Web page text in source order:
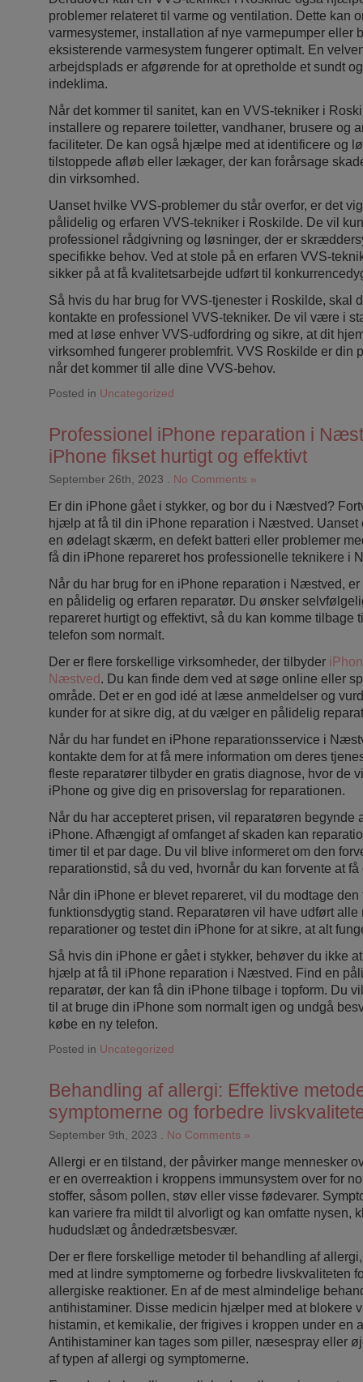
problemer relateret til varme og ventilation. Dette kan
varmesystemer, installation af nye varmepumper eller
eksisterende varmesystem fungerer optimalt. En
arbejdsplads er afgørende for at opretholde et sundt
indeklima.
Når det kommer til sanitet, kan en VVS-tekniker i
installere og reparere toiletter, vandhaner, brusere og
faciliteter. De kan også hjælpe med at identificere og
tilstoppede afløb eller lækager, der kan forårsage
din virksomhed.
Uanset hvilke VVS-problemer du står overfor, er det
pålidelig og erfaren VVS-tekniker i Roskilde. De vil
professionel rådgivning og løsninger, der er
specifikke behov. Ved at stole på en erfaren VVS-
sikker på at få kvalitetsarbejde udført til
Så hvis du har brug for VVS-tjenester i Roskilde, skal
kontakte en professionel VVS-tekniker. De vil være i
med at løse enhver VVS-udfordring og sikre, at dit
virksomhed fungerer problemfrit. VVS Roskilde er din
når det kommer til alle dine VVS-behov.
Posted in Uncategorized
Professionel iPhone reparation i
iPhone fikset hurtigt og effektivt
September 26th, 2023 No Comments »
Er din iPhone gået i stykker, og bor du i Næstved?
hjælp at få til din iPhone reparation i Næstved. Uanset
en ødelagt skærm, en defekt batteri eller problemer
få din iPhone repareret hos professionelle teknikere i
Når du har brug for en iPhone reparation i Næstved,
en pålidelig og erfaren reparatør. Du ønsker
repareret hurtigt og effektivt, så du kan komme tilbage
telefon som normalt.
Der er flere forskellige virksomheder, der tilbyder
Næstved . Du kan finde dem ved at søge online eller
område. Det er en god idé at læse anmeldelser og
kunder for at sikre dig, at du vælger en pålidelig
Når du har fundet en iPhone reparationsservice i
kontakte dem for at få mere information om deres
fleste reparatører tilbyder en gratis diagnose, hvor de
iPhone og give dig en prisoverslag for reparationen.
Når du har accepteret prisen, vil reparatøren begynde
iPhone. Afhængigt af omfanget af skaden kan
timer til et par dage. Du vil blive informeret om den
reparationstid, så du ved, hvornår du kan forvente at
Når din iPhone er blevet repareret, vil du modtage
funktionsdygtig stand. Reparatøren vil have udført alle
reparationer og testet din iPhone for at sikre, at alt
Så hvis din iPhone er gået i stykker, behøver du ikke
hjælp at få til iPhone reparation i Næstved. Find en
reparatør, der kan få din iPhone tilbage i topform. Du
til at bruge din iPhone som normalt igen og undgå
købe en ny telefon.
Posted in Uncategorized
Behandling af allergi: Effektive
symptomerne og forbedre
September 9th, 2023 No Comments »
Allergi er en tilstand, der påvirker mange mennesker
er en overreaktion i kroppens immunsystem over for
stoffer, såsom pollen, støv eller visse fødevarer.
kan variere fra mildt til alvorligt og kan omfatte nysen,
hududslæt og åndedrætsbesvær.
Der er flere forskellige metoder til behandling af
med at lindre symptomerne og forbedre livskvaliteten
allergiske reaktioner. En af de mest almindelige
antihistaminer. Disse medicin hjælper med at blokere
histamin, et kemikalie, der frigives i kroppen under en
Antihistaminer kan tages som piller, næsespray eller
af typen af allergi og symptomerne.